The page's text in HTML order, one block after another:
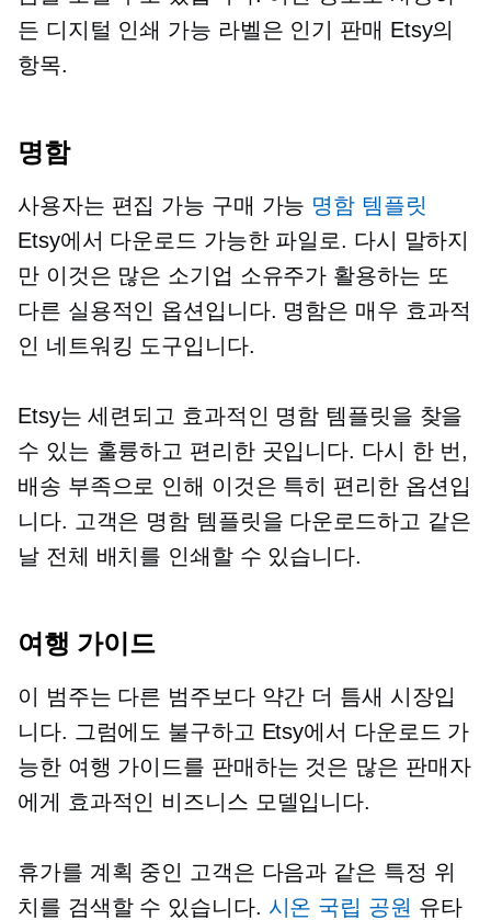
든 디지털 인쇄 가능 라벨은 인기 판매 Etsy의
항목.
명함
사용자는 편집 가능 구매 가능 명함 템플릿
Etsy에서 다운로드 가능한 파일로. 다시 말하지
만 이것은 많은 소기업 소유주가 활용하는 또
다른 실용적인 옵션입니다. 명함은 매우 효과적
인 네트워킹 도구입니다.
Etsy는 세련되고 효과적인 명함 템플릿을 찾을
수 있는 훌륭하고 편리한 곳입니다. 다시 한 번,
배송 부족으로 인해 이것은 특히 편리한 옵션입
니다. 고객은 명함 템플릿을 다운로드하고 같은
날 전체 배치를 인쇄할 수 있습니다.
여행 가이드
이 범주는 다른 범주보다 약간 더 틈새 시장입
니다. 그럼에도 불구하고 Etsy에서 다운로드 가
능한 여행 가이드를 판매하는 것은 많은 판매자
에게 효과적인 비즈니스 모델입니다.
휴가를 계획 중인 고객은 다음과 같은 특정 위
치를 검색할 수 있습니다. 시온 국립 공원 유타